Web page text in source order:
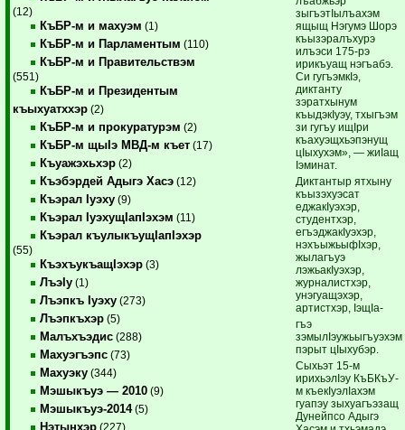
(12)
КъБР-м и махуэм (1)
КъБР-м и Парламентым (110)
КъБР-м и Правительствэм
(551)
КъБР-м и Президентым
къыхуатххэр (2)
КъБР-м и прокуратурэм (2)
КъБР-м щыIэ МВД-м къет (17)
Къуажэхьхэр (2)
Къэбэрдей Адыгэ Хасэ (12)
Къэрал Iуэху (9)
Къэрал IуэхущIапIэхэм (11)
Къэрал къулыкъущIапIэхэр
(55)
КъэхъукъащIэхэр (3)
ЛъэIу (1)
Лъэпкъ Iуэху (273)
Лъэпкъхэр (5)
Малъхъэдис (288)
Махуэгъэпс (73)
Махуэку (344)
Мэшыкъуэ — 2010 (9)
Мэшыкъуэ-2014(5)
Нэтынхэр (227)
зыгъэтIылъахэм
ящыщ Нэгумэ Шорэ
къызэралъхурэ
илъэси 175-рэ
ирикъуащ нэгъабэ.
Си гугъэмкIэ,
диктанту
зэратхынум
къыдэкIуэу, тхыгъэм
зи гугъу ищIри
къахуэщхьэпэнущ
цIыхухэм», — жиIащ
Iэминат.
Диктантыр ятхыну
къызэхуэсат
еджакIуэхэр,
студентхэр,
егъэджакIуэхэр,
нэхъыжьыфIхэр,
жылагъуэ
лэжьакIуэхэр,
журналистхэр,
унэгуащэхэр,
артистхэр, IэщIа-
гъэ
зэмылIэужьыгъуэхэм
пэрыт цIыхубэр.
Сыхьэт 15-м
ирихьэлIэу КъБКъУ-
м къекIуэлIахэм
гуапэу зыхуагъэзащ
Дунейпсо Адыгэ